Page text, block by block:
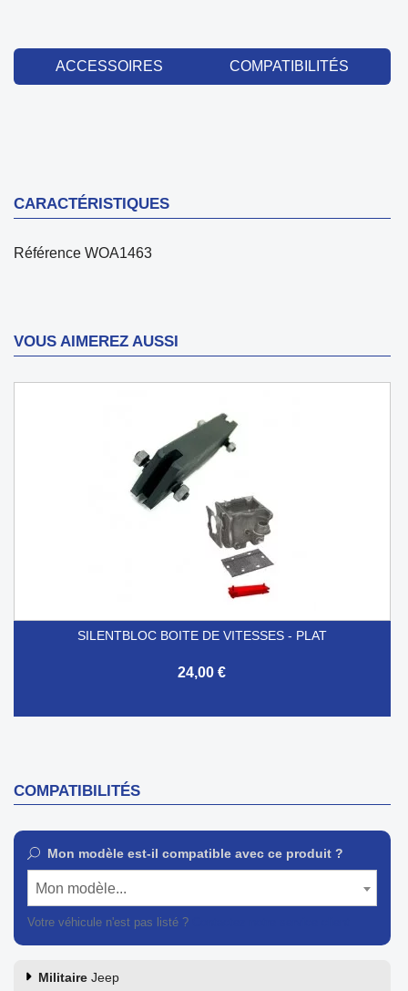
ACCESSOIRES COMPATIBILITÉS
CARACTÉRISTIQUES
Référence WOA1463
VOUS AIMEREZ AUSSI
SILENTBLOC BOITE DE VITESSES - PLAT
24,00 €
COMPATIBILITÉS
Mon modèle est-il compatible avec ce produit ?
Mon modèle...
Votre véhicule n'est pas listé ?
Militaire Jeep